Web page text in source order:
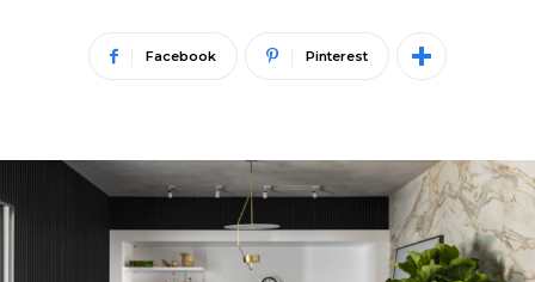
Facebook Pinterest